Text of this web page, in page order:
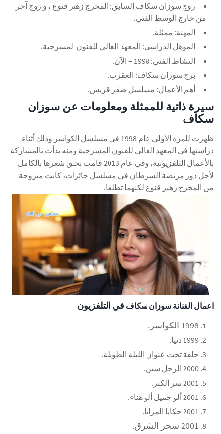
زوج سوزان سكاف السابق: المخرج زهير قنوع ، و زوج آخر
من خارج الوسط الفني.
المهنة: ممثلة.
المؤهل الدراسي: المعهد العالي للفنون المسرحية.
النشاط الفني: 1998 – الآن.
برج سوزان سكاف: العقرب.
أهم الأعمال: مسلسل صقر قريش.
سيرة ذاتية للممثلة ومعلومات عن سوزان
سكاف
ظهرت للمرة الأولى عام 1998 في مسلسل الكواسر وذلك أثناء
دراستها في المعهد العالي للفنون المسرحية ومنه بدأت بالمشاركة
بالأعمال التلفزيونية، وفي عام 2013 قامت بحلق شعرها بالكامل
لأجل دور مريضة السرطان في مسلسل حائرات، كانت متزوجة
من المخرج زهير قنوع لكنهما تطلقا.
اعمال الفنانة سوزان سكاف في التلفزيون
1998 الكواسر .
1999 دنيا.
حلقة تحت عنوان الليلة الطويلة.
2000 الرجل سين.
2001 سر الكنز .
2001ألو جميل ألو هناء.
2001 حكايا المرايا.
2001 سحر الشرق.